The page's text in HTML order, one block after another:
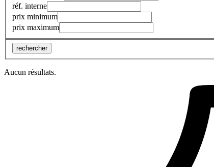
réf. interne
prix minimum
prix maximum
rechercher
Aucun résultats.